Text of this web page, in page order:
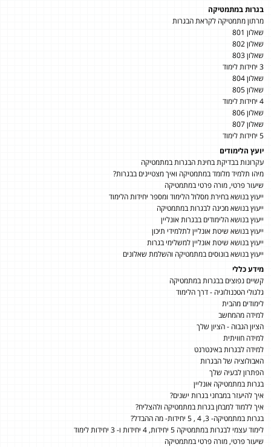
בגרות במתמטיקה
מרתון מתמטיקה לקראת הבגרות
שאלון 801
שאלון 802
שאלון 803
3 יחידות לימוד
שאלון 804
שאלון 805
4 יחידות לימוד
שאלון 806
שאלון 807
5 יחידות לימוד
יועץ הלימודים
עקרונות בבדיקת בחינת הבגרות במתמטיקה
מיהו תלמיד מלומד במתמטיקה ואיך מצטיינים בבגרות?
שיעור פרטי, מורה פרטי במתמטיקה
ייעוץ בנושא בחירת מסלול הלימוד ומספר יחידות הלימוד
ייעוץ בנושא מכינה לבגרות במתמטיקה
ייעוץ בנושא הלימודים בבגרות אונליין
ייעוץ בנושא שיטת אונליין לתלמידי תיכון
ייעוץ בנושא שיטת אונליין למשלימי בגרות
ייעוץ בנושא בונוסים במתמטיקה והשלמת שאלונים
מידע כללי
קשיים נפוצים בבגרות במתמטיקה
גלגולי הטכנולוגיה - דרך הלימוד
לימודים מהבית
למידה מהמחשב
הציון הגבוה - הציון שלך
למידה חוויתית
למידה לבגרות באינטרנט
האבולוציה של הבגרות
הפתרון לבעיה שלך
בגרות במתמטיקה אונליין
איך להיעזר במבחני בגרות ישנים?
איך ללמוד למבחן בגרות במתמטיקה ולהצליח?
בגרות במתמטיקה- 3, 4 , 5 יחידות- מה ההבדל?
לימוד עצמי לבגרות במתמטיקה 5 יחידות, 4 יחידות ו- 3 יחידות לימוד
שיעור פרטי, מורה פרטי במתמטיקה